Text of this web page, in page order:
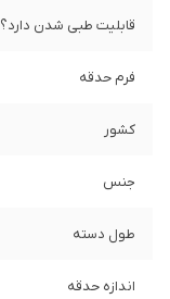
قابلیت طبی شدن دارد؟
فرم حدقه
کشور
جنس
طول دسته
اندازه حدقه